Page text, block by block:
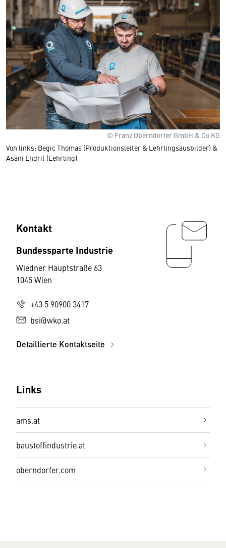
© Franz Oberndorfer GmbH & Co KG
Von links: Begic Thomas (Produktionsleiter & Lehrlingsausbilder) &
Asani Endrit (Lehrling)
Kontakt
Bundessparte Industrie
Wiedner Hauptstraße 63
1045 Wien
+43 5 90900 3417
bsi@wko.at
Detaillierte Kontaktseite
Links
ams.at
baustoffindustrie.at
oberndorfer.com